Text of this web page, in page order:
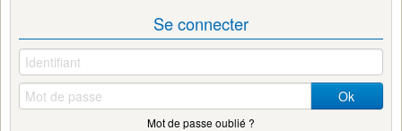
Se connecter
Ok
Mot de passe oublié ?